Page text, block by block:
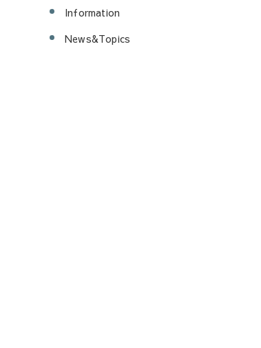
Information
News&Topics